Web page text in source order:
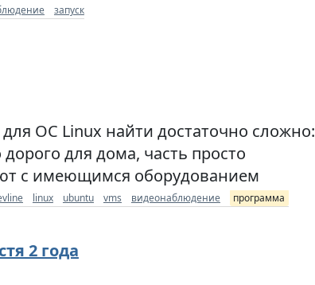
запуск
ОС Linux найти достаточно сложно:
для дома, часть просто
с имеющимся оборудованием
linux ubuntu vms видеонаблюдение программа
2 года